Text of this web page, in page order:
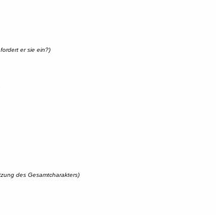
er sie ein?)
des Gesamtcharakters)